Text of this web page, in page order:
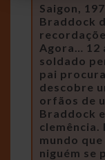
Saigon,
Braddock
Agora… 12
soldado
pai
descobre
orfãos de
Braddock
mundo
niguém se